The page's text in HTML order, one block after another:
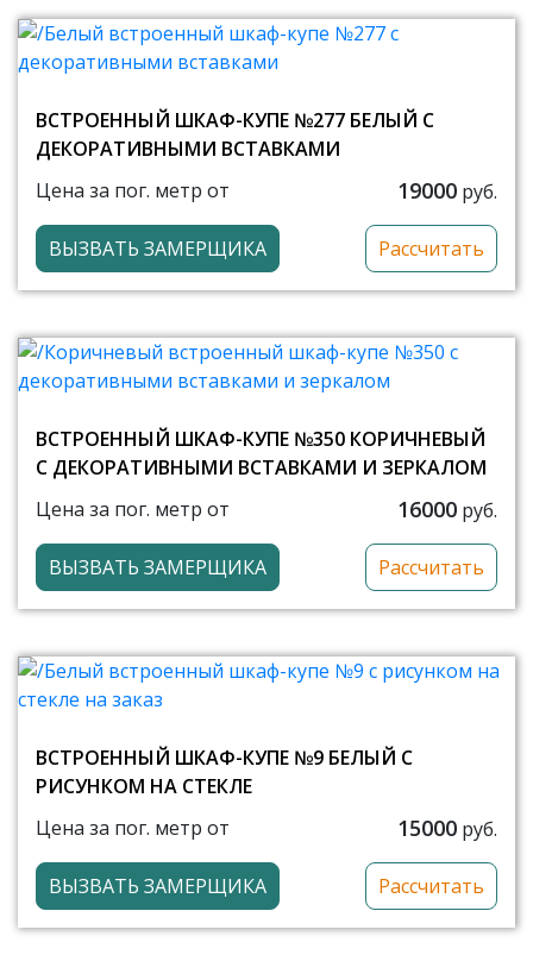
ВСТРОЕННЫЙ ШКАФ-КУПЕ №277 БЕЛЫЙ С
ДЕКОРАТИВНЫМИ ВСТАВКАМИ
Цена за пог. метр от
19000 руб.
ВЫЗВАТЬ ЗАМЕРЩИКА Рассчитать
ВСТРОЕННЫЙ ШКАФ-КУПЕ №350 КОРИЧНЕВЫЙ
С ДЕКОРАТИВНЫМИ ВСТАВКАМИ И ЗЕРКАЛОМ
Цена за пог. метр от
16000 руб.
ВЫЗВАТЬ ЗАМЕРЩИКА Рассчитать
ВСТРОЕННЫЙ ШКАФ-КУПЕ №9 БЕЛЫЙ С
РИСУНКОМ НА СТЕКЛЕ
Цена за пог. метр от
15000 руб.
ВЫЗВАТЬ ЗАМЕРЩИКА Рассчитать